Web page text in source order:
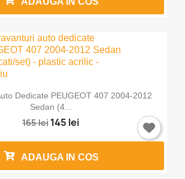
Dedicate PEUGEOT 407 2004-2012
Sedan (4...
165 lei 145 lei
ADAUGA IN COS